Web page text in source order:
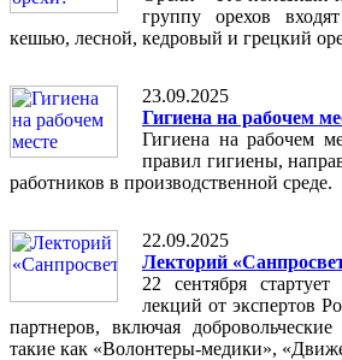
группу орехов
кешью, лесной, кедровый и грецкий
23.09.2025
Гигиена на рабочем
Гигиена на рабочем
правил гигиены,
работников в производственной среде.
22.09.2025
Лекторий
22 сентября
лекций от экспертов
партнеров, включая
такие как «Волонтеры-медики»,